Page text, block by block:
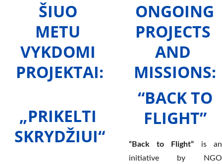
„PRIKELTI
SKRYDŽIUI“
FLIGHT”
“Back to Flight” is an
initiative by NGO
ŠIUO
METU
VYKDOMI
PROJEKTAI:
PROJECTS
AND
MISSIONS: